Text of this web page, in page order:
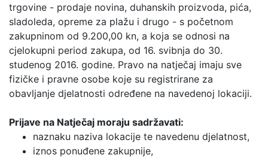
trgovine - prodaje novina, duhanskih proizvoda, pića,
sladoleda, opreme za plažu i drugo - s početnom
zakupninom od 9.200,00 kn, a koja se odnosi na
cjelokupni period zakupa, od 16. svibnja do 30.
studenog 2016. godine. Pravo na natječaj imaju sve
fizičke i pravne osobe koje su registrirane za
obavljanje djelatnosti određene na navedenoj lokaciji.
Prijave na Natječaj moraju sadržavati:
naznaku naziva lokacije te navedenu djelatnost,
iznos ponuđene zakupnije,